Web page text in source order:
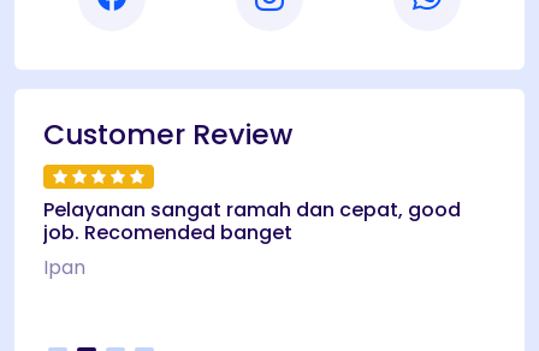
Customer Review
Pelayanan sangat ramah dan cepat, good
job. Recomended banget
Ipan